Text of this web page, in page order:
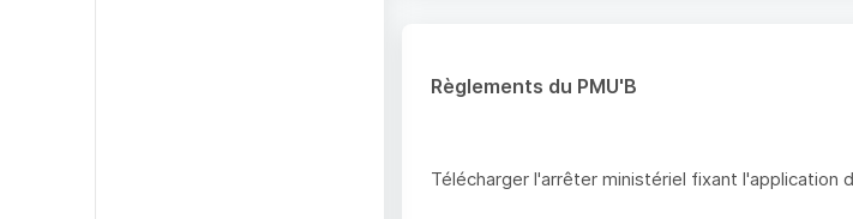
Règlements du PMU'B
Télécharger l'arrêter ministériel fixant